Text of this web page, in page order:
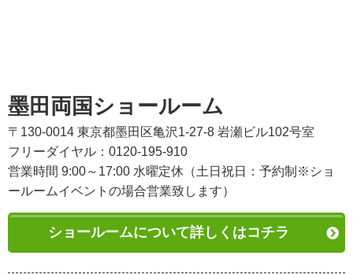
墨田両国ショールーム
〒130-0014 東京都墨田区亀沢1-27-8 岩瀬ビル102号室
フリーダイヤル：0120-195-910
営業時間 9:00～17:00 水曜定休（土日祝日：予約制※ショ
ールームイベントの場合営業致します）
ショールームについて詳しくはコチラ